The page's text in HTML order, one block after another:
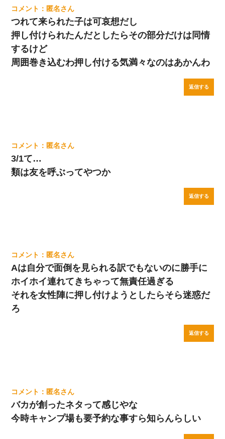
匿名
つれて来られた子は可哀想だし
押し付けられたんだとしたらその部分だけは同情
するけど
周囲巻き込むわ押し付ける気満々なのはあかんわ
返信する
匿名
3/1て…
類は友を呼ぶってやつか
返信する
匿名
Aは自分で面倒を見られる訳でもないのに勝手に
ホイホイ連れてきちゃって無責任過ぎる
それを女性陣に押し付けようとしたらそら迷惑だ
ろ
返信する
匿名
バカが創ったネタって感じやな
今時キャンプ場も要予約な事すら知らんらしい